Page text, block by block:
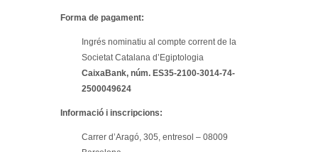
Forma de pagament:
Ingrés nominatiu al compte corrent de la
Societat Catalana d’Egiptologia
CaixaBank, núm. ES35-2100-3014-74-
2500049624
Informació i inscripcions:
Carrer d’Aragó, 305, entresol – 08009